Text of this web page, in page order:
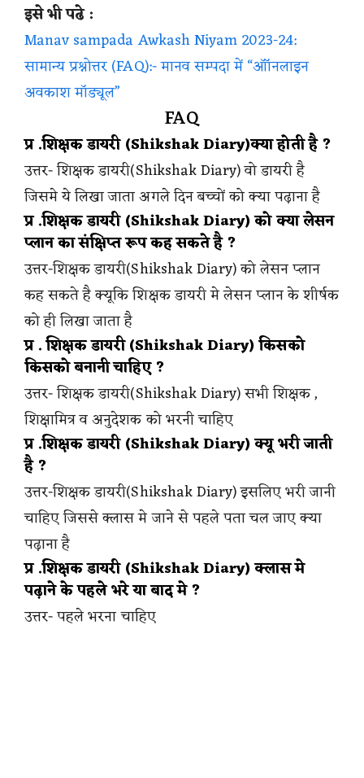
इसे भी पढे :
Manav sampada Awkash Niyam 2023-24:
सामान्य प्रश्नोत्तर (FAQ):- मानव सम्पदा में “ऑॉनलाइन
अवकाश मॉड्यूल”
FAQ
प्र .शिक्षक डायरी (Shikshak Diary)क्या होती है ?
उत्तर- शिक्षक डायरी(Shikshak Diary) वो डायरी है
जिसमे ये लिखा जाता अगले दिन बच्चों को क्या पढ़ाना है
प्र .शिक्षक डायरी (Shikshak Diary) को क्या लेसन
प्लान का संक्षिप्त रूप कह सकते है ?
उत्तर-शिक्षक डायरी(Shikshak Diary) को लेसन प्लान
कह सकते है क्यूकि शिक्षक डायरी मे लेसन प्लान के शीर्षक
को ही लिखा जाता है
प्र . शिक्षक डायरी (Shikshak Diary) किसको
किसको बनानी चाहिए ?
उत्तर- शिक्षक डायरी(Shikshak Diary) सभी शिक्षक ,
शिक्षामित्र व अनुदेशक को भरनी चाहिए
प्र .शिक्षक डायरी (Shikshak Diary) क्यू भरी जाती
है ?
उत्तर-शिक्षक डायरी(Shikshak Diary) इसलिए भरी जानी
चाहिए जिससे क्लास मे जाने से पहले पता चल जाए क्या
पढ़ाना है
प्र .शिक्षक डायरी (Shikshak Diary) क्लास मे
पढ़ाने के पहले भरे या बाद मे ?
उत्तर- पहले भरना चाहिए